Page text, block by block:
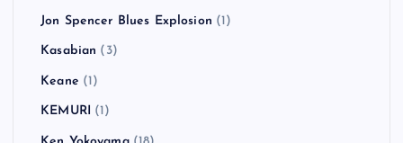
Jon Spencer Blues Explosion (1)
Kasabian (3)
Keane (1)
KEMURI (1)